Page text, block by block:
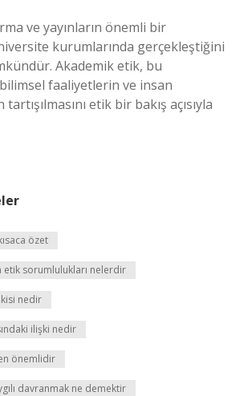
ve yayınların önemli bir
kurumlarında gerçekleştiğini
Akademik etik, bu
faaliyetlerin ve insan
tartışılmasını etik bir bakış açısıyla
özet
etik sorumlulukları nelerdir
nedir
ilişki nedir
önemlidir
davranmak ne demektir